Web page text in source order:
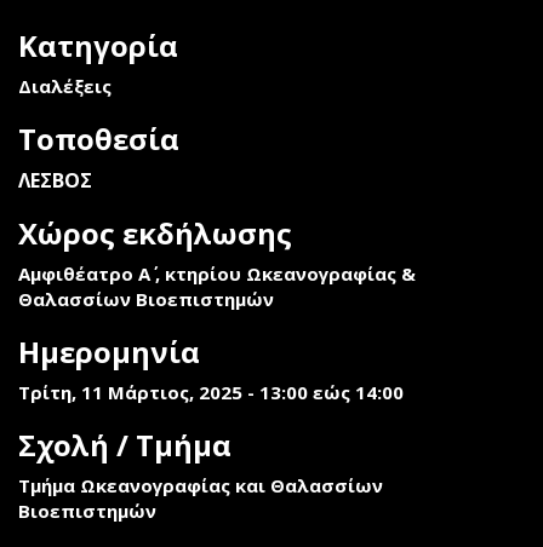
Κατηγορία
Διαλέξεις
Τοποθεσία
ΛΕΣΒΟΣ
Χώρος εκδήλωσης
Αμφιθέατρο Α΄ , κτηρίου Ωκεανογραφίας &
Θαλασσίων Βιοεπιστημών
Ημερομηνία
Τρίτη, 11 Μάρτιος, 2025 - 13:00 εώς 14:00
Σχολή / Τμήμα
Τμήμα Ωκεανογραφίας και Θαλασσίων
Βιοεπιστημών